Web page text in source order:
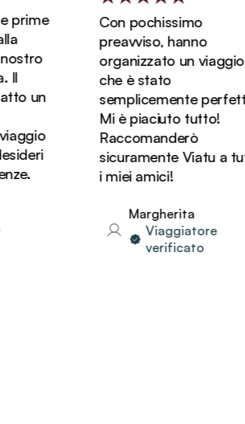
un
Con pochissimo
preavviso, hanno
organizzato un viaggio
che è stato
semplicemente perfetto.
Mi è piaciuto tutto!
Raccomanderò
sicuramente Viatu a tutti
i miei amici!
Margherita
Viaggiatore
verificato